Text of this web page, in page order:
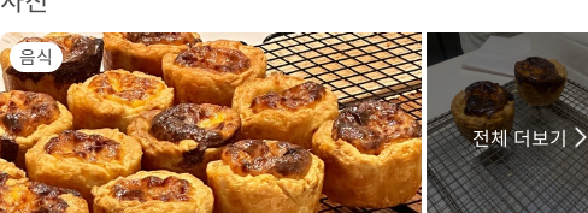
음식
전체 더보기